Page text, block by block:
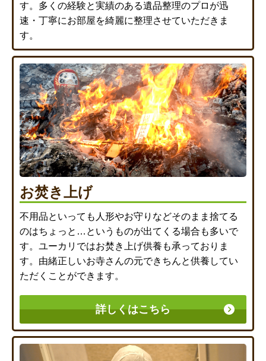
す。多くの経験と実績のある遺品整理のプロが迅
速・丁寧にお部屋を綺麗に整理させていただきま
す。
お焚き上げ
不用品といっても人形やお守りなどそのまま捨てる
のはちょっと…というものが出てくる場合も多いで
す。ユーカリではお焚き上げ供養も承っておりま
す。由緒正しいお寺さんの元できちんと供養してい
ただくことができます。
詳しくはこちら